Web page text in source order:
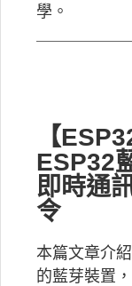
學。
【
ESP32
即時通
令
本篇文章介
的藍芽裝置